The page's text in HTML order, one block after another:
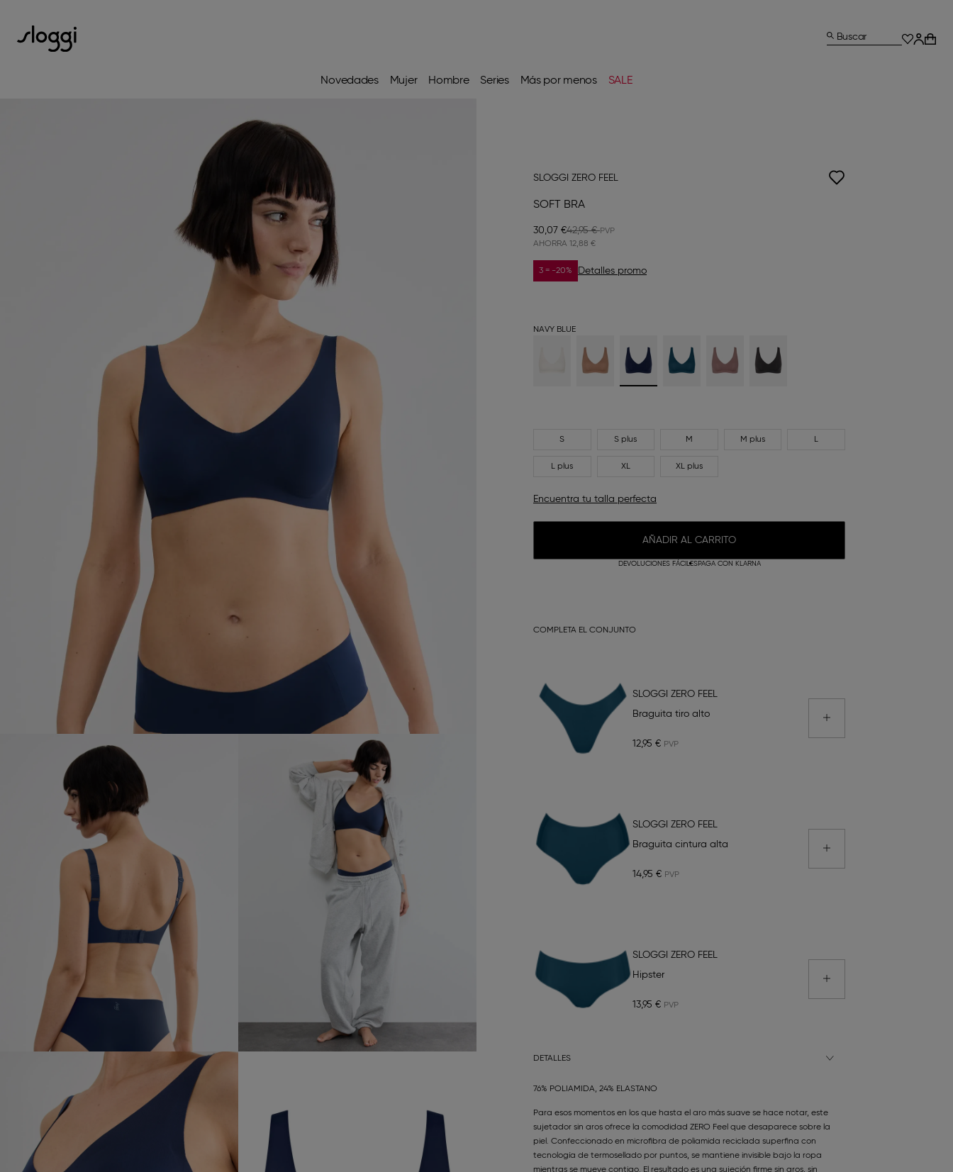
Novedades Mujer Hombre Series Más por menos SALE
Buscar
SLOGGI ZERO FEEL
SOFT BRA
30,07 €42,95 €
AHORRA 12,88 €
3 = -20% Detalles promo
NAVY BLUE
S S plus M M plus L
L plus XL XL plus
Encuentra tu talla perfecta
AÑADIR AL CARRITO
DEVOLUCIONES FÁCILESPAGA CON KLARNA
COMPLETA EL CONJUNTO
SLOGGI ZERO FEEL
Braguita tiro alto
12,95 €
SLOGGI ZERO FEEL
Braguita cintura alta
14,95 €
SLOGGI ZERO FEEL
Hipster
13,95 €
DETALLES
76% POLIAMIDA, 24% ELASTANO
Para esos momentos en los que hasta el aro más suave se hace notar, este
sujetador sin aros ofrece la comodidad ZERO Feel que desaparece sobre la
piel. Confeccionado en microfibra de poliamida reciclada superfina con
tecnología de termosellado por puntos, se mantiene invisible bajo la ropa
mientras se mueve contigo. El resultado es una sujeción firme sin aros, sin